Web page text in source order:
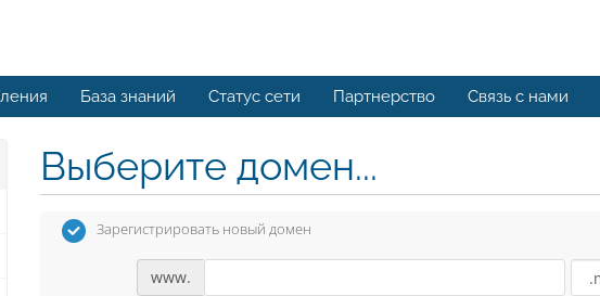
База знаний Статус сети Партнерство Связь с нами
Выберите домен...
Зарегистрировать новый домен
www.